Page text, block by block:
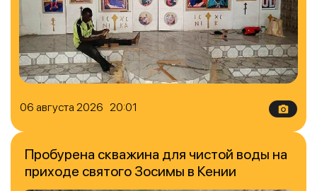
06 августа 2026 20:01
Пробурена скважина для чистой воды на
приходе святого Зосимы в Кении